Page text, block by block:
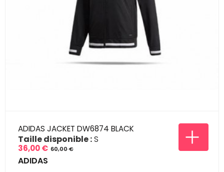
ADIDAS JACKET DW6874 BLACK
Prix
36,00 €
Prix
de
60,00 €
Taille disponible :S
ADIDAS